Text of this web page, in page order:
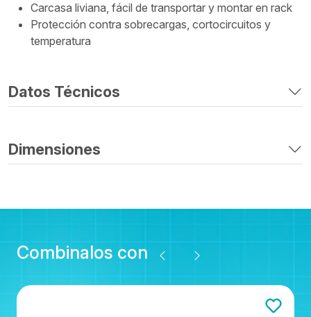
Carcasa liviana, fácil de transportar y montar en rack
Protección contra sobrecargas, cortocircuitos y
temperatura
Datos Técnicos
Dimensiones
Combinalos con